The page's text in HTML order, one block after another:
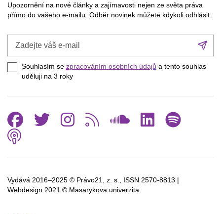
Upozornění na nové články a zajímavosti nejen ze světa práva
přímo do vašeho e-mailu. Odběr novinek můžete kdykoli odhlásit.
Zadejte
e-
mail
Souhlasím se zpracováním osobních údajů a tento souhlas
uděluji na 3 roky
Vydává 2016–2025 © Právo21, z. s., ISSN 2570-8813 |
Webdesign 2021 © Masarykova univerzita
Facebook
Twitter
Instagram
RSS
Podcast